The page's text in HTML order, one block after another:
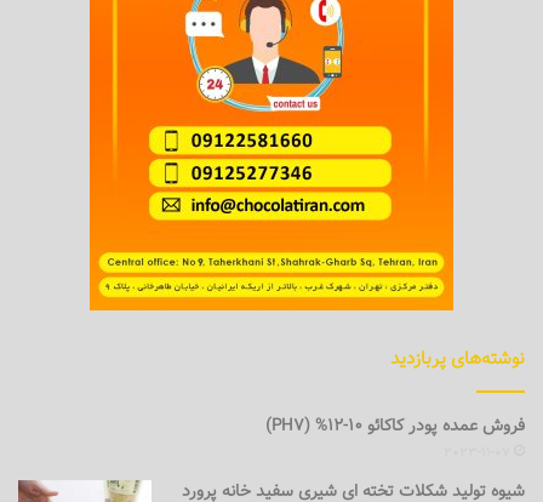
نوشته‌های پربازدید
فروش عمده پودر کاکائو 10-12% (PH7)
شیوه تولید شکلات تخته ای شیری سفید خانه پرورد